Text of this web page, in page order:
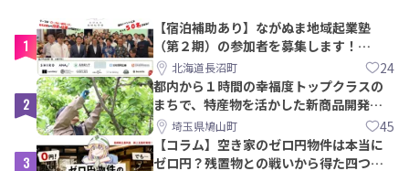
1
【宿泊補助あり】ながぬま地域起業塾
（第２期）の参加者を募集します！
【8/21〆】
北海道長沼町 24
2
都内から１時間の幸福度トップクラスの
まちで、特産物を活かした新商品開発＆
PRメンバー募集！
埼玉県鳩山町 45
3
【コラム】空き家のゼロ円物件は本当に
ゼロ円？残置物との戦いから得た四つの